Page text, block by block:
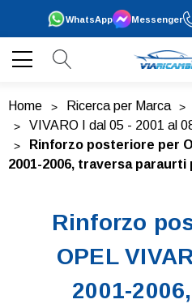
WhatsApp Messenger
Home Ricerca per Marca
VIVARO I dal 05 - 2001 al
Rinforzo posteriore per
2001-2006, traversa
Rinforzo
OPEL
2001-